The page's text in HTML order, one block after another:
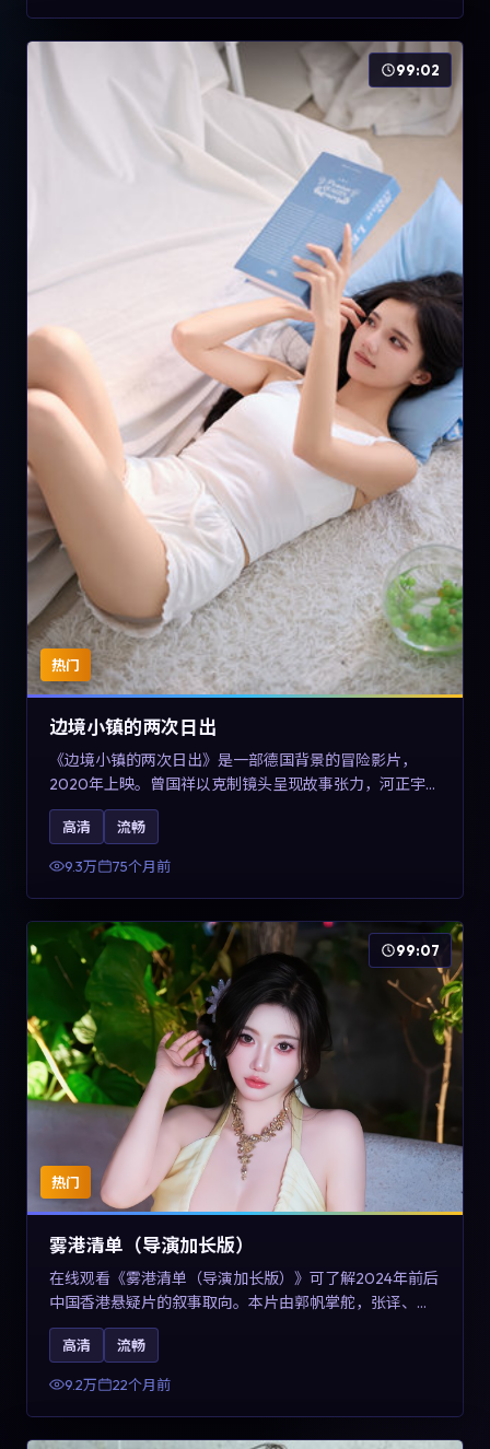
热门
99:02
边境小镇的两次日出
《边境小镇的两次日出》是一部德国背景的冒险影片，
2020年上映。曾国祥以克制镜头呈现故事张力，河正宇、
孙俪与任素汐的对手戏可圈可点。剧情层面在战争余波中
刻画小人物的尊严与信念，对关注导演风格与演员阵容的
观众具有检索与收藏价值。
高清 流畅
9.3万 75个月前
热门
99:07
雾港清单（导演加长版）
在线观看《雾港清单（导演加长版）》可了解2024年前后
中国香港悬疑片的叙事取向。本片由郭帆掌舵，张译、王
景春与咏梅主演，情节通过音乐与声音设计强化情绪张
力，兼具娱乐性与讨论空间，适合作为片单补充与类型对
比参考。
高清 流畅
9.2万 22个月前